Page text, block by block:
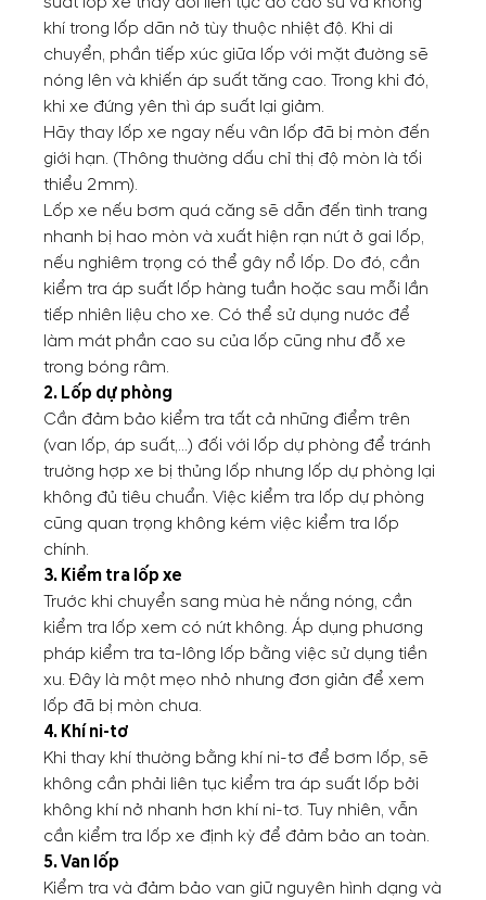
khí trong lốp dãn nở tùy thuộc nhiệt độ. Khi di
chuyển, phần tiếp xúc giữa lốp với mặt đường sẽ
nóng lên và khiến áp suất tăng cao. Trong khi đó,
khi xe đứng yên thì áp suất lại giảm.
Hãy thay lốp xe ngay nếu vân lốp đã bị mòn đến
giới hạn. (Thông thường dấu chỉ thị độ mòn là tối
thiểu 2mm).
Lốp xe nếu bơm quá căng sẽ dẫn đến tình trang
nhanh bị hao mòn và xuất hiện rạn nứt ở gai lốp,
nếu nghiêm trọng có thể gây nổ lốp. Do đó, cần
kiểm tra áp suất lốp hàng tuần hoặc sau mỗi lần
tiếp nhiên liệu cho xe. Có thể sử dụng nước để
làm mát phần cao su của lốp cũng như đỗ xe
trong bóng râm.
2. Lốp dự phòng
Cần đảm bảo kiểm tra tất cả những điểm trên
(van lốp, áp suất,…) đối với lốp dự phòng để tránh
trường hợp xe bị thủng lốp nhưng lốp dự phòng lại
không đủ tiêu chuẩn. Việc kiểm tra lốp dự phòng
cũng quan trọng không kém việc kiểm tra lốp
chính.
3. Kiểm tra lốp xe
Trước khi chuyển sang mùa hè nắng nóng, cần
kiểm tra lốp xem có nứt không. Áp dụng phương
pháp kiểm tra ta-lông lốp bằng việc sử dụng tiền
xu. Đây là một mẹo nhỏ nhưng đơn giản để xem
lốp đã bị mòn chưa.
4. Khí ni-tơ
Khi thay khí thường bằng khí ni-tơ để bơm lốp, sẽ
không cần phải liên tục kiểm tra áp suất lốp bởi
không khí nở nhanh hơn khí ni-tơ. Tuy nhiên, vẫn
cần kiểm tra lốp xe định kỳ để đảm bảo an toàn.
5. Van lốp
Kiểm tra và đảm bảo van giữ nguyên hình dạng và